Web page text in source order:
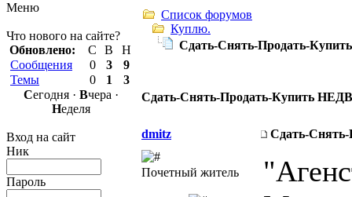
Меню
Что нового на сайте?
Обновлено:
С В
Н
Сообщения
0 3
9
Темы
0 1
3
Сегодня · Вчера ·
Неделя
Вход на сайт
Ник
Пароль
Список форумов
Куплю.
Сдать-Снять-Продать-
Сдать-Снять-Продать-Купить
dmitz Сдать-
Почетный житель